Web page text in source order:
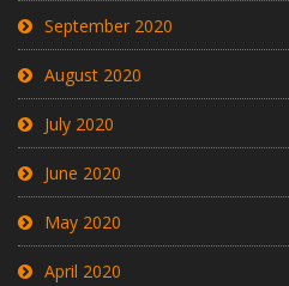
September 2020
August 2020
July 2020
June 2020
May 2020
April 2020